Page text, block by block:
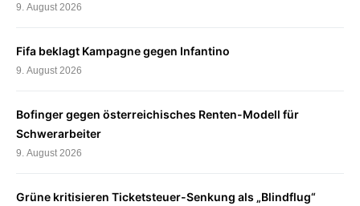
9. August 2026
Fifa beklagt Kampagne gegen Infantino
9. August 2026
Bofinger gegen österreichisches Renten-Modell für
Schwerarbeiter
9. August 2026
Grüne kritisieren Ticketsteuer-Senkung als „Blindflug“